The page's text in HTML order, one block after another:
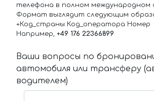
телефона в полном международном
Формат выглядит следующим
+Код_страны Код_оператора Номер
Например, +49 176 22366899
Ваши вопросы по
автомобиля или трансферу
водителем)